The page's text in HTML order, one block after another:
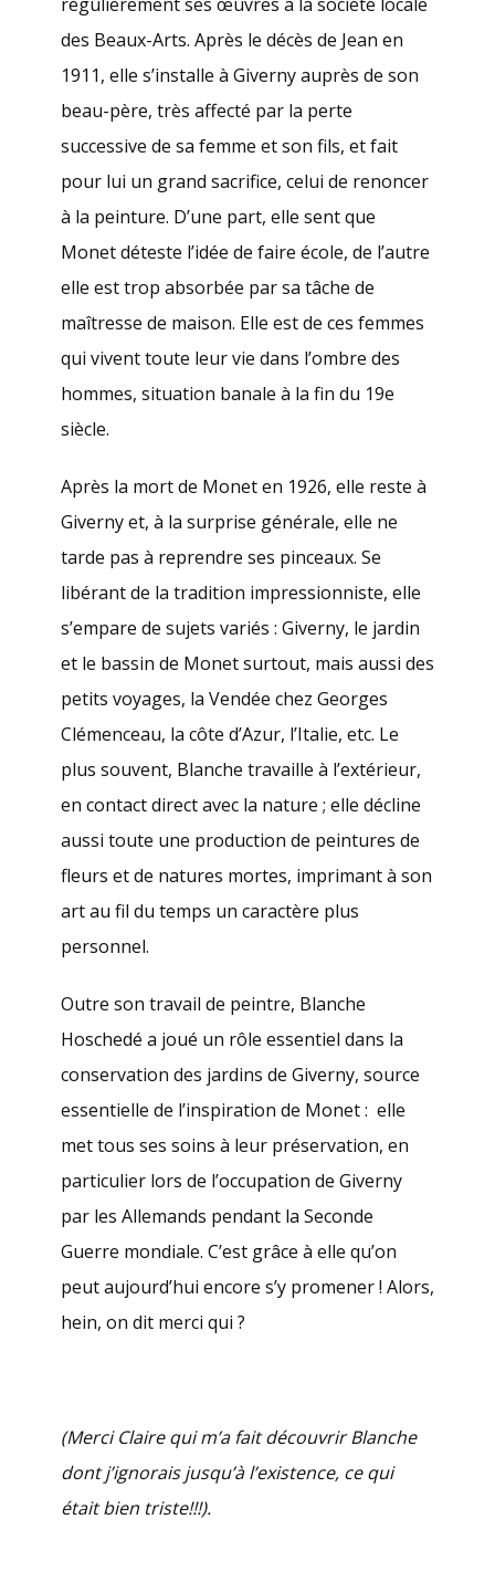
des Beaux-Arts. Après le décès de Jean en
1911, elle s’installe à Giverny auprès de son
beau-père, très affecté par la perte
successive de sa femme et son fils, et fait
pour lui un grand sacrifice, celui de renoncer
à la peinture. D’une part, elle sent que
Monet déteste l’idée de faire école, de l’autre
elle est trop absorbée par sa tâche de
maîtresse de maison. Elle est de ces femmes
qui vivent toute leur vie dans l’ombre des
hommes, situation banale à la fin du 19e
siècle.
Après la mort de Monet en 1926, elle reste à
Giverny et, à la surprise générale, elle ne
tarde pas à reprendre ses pinceaux. Se
libérant de la tradition impressionniste, elle
s’empare de sujets variés : Giverny, le jardin
et le bassin de Monet surtout, mais aussi des
petits voyages, la Vendée chez Georges
Clémenceau, la côte d’Azur, l’Italie, etc. Le
plus souvent, Blanche travaille à l’extérieur,
en contact direct avec la nature ; elle décline
aussi toute une production de peintures de
fleurs et de natures mortes, imprimant à son
art au fil du temps un caractère plus
personnel.
Outre son travail de peintre, Blanche
Hoschedé a joué un rôle essentiel dans la
conservation des jardins de Giverny, source
essentielle de l’inspiration de Monet : elle
met tous ses soins à leur préservation, en
particulier lors de l’occupation de Giverny
par les Allemands pendant la Seconde
Guerre mondiale. C’est grâce à elle qu’on
peut aujourd’hui encore s’y promener ! Alors,
hein, on dit merci qui ?
(Merci Claire qui m’a fait découvrir Blanche
dont j’ignorais jusqu’à l’existence, ce qui
était bien triste!!!).